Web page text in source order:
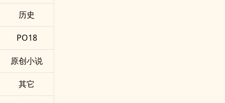
历史
PO18
原创小说
其它